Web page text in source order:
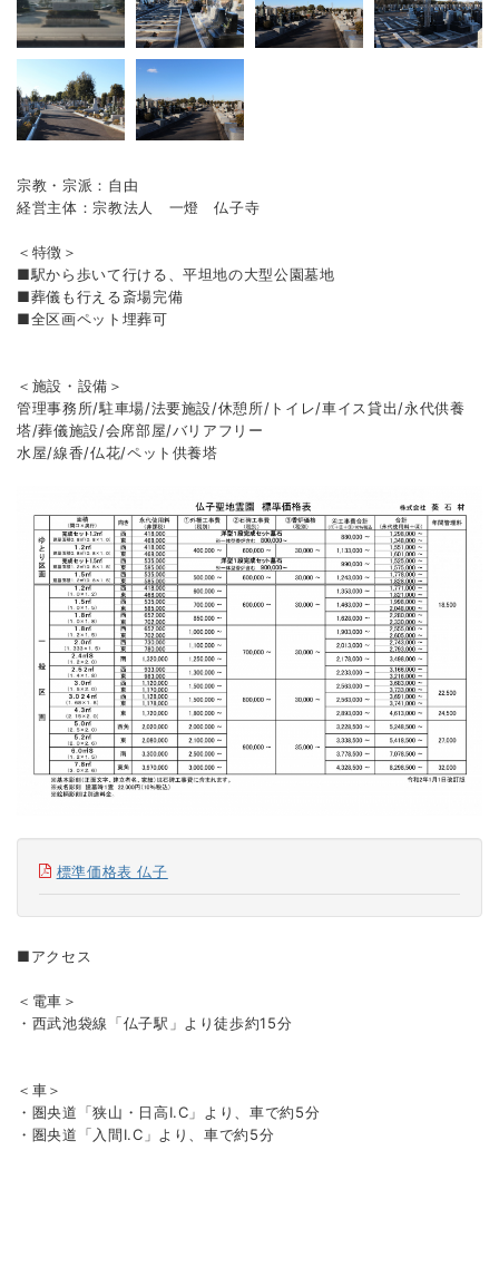
宗教・宗派： 自由
経営主体： 宗教法人 一燈 仏子寺
＜特徴＞
■駅から歩いて行ける、平坦地の大型公園墓地
■葬儀も行える斎場完備
■全区画ペット埋葬可
＜施設・設備＞
管理事務所/駐車場/法要施設/休憩所/トイレ/車イス貸出/永代供養
塔/葬儀施設/会席部屋/バリアフリー
水屋/線香/仏花/ペット供養塔
標準価格表 仏子
■アクセス
＜電車＞
・西武池袋線「仏子駅」より徒歩約15分
＜ 車＞
・圏央道「狭山・日高I.C」より、車で約5分
・圏央道「入間I.C」より、車で約5分